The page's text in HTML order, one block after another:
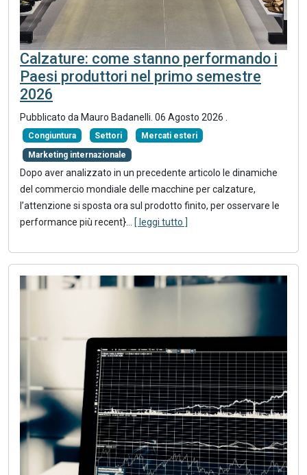
Calzature: come stanno performando i
Paesi produttori nel primo semestre
2026
Pubblicato da Mauro Badanelli. 06 Agosto 2026 .
Congiuntura Settori Mercati esteri
Marketing internazionale
Dopo aver analizzato in un precedente articolo le dinamiche
del commercio mondiale delle macchine per calzature,
l’attenzione si sposta ora sul prodotto finito, per osservare le
performance più recent}
[ leggi tutto ]